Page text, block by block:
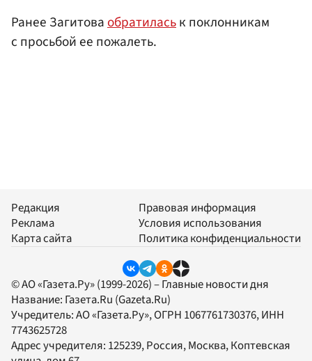
Ранее Загитоваобратиласьк поклонникам
с просьбой ее пожалеть.
Редакция
Реклама
Карта сайта
Правовая информация
Условия использования
Политика конфиденциальности
© АО «Газета.Ру» (1999-2026) – Главные новости дня
Название: Газета.Ru (Gazeta.Ru)
Учредитель:АО «Газета.Ру», ОГРН 1067761730376, ИНН
7743625728
Адрес учредителя: 125239, Россия, Москва, Коптевская